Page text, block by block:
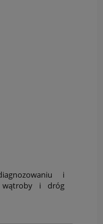
i
wątroby i dróg